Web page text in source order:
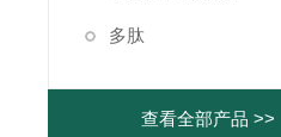
多肽
查看全部产品 >>